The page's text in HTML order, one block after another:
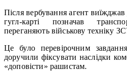
Після вербування агент виїжджав
гугл-карті позначав
переганяють військову техніку
Це було перевірочним
доручили фіксувати наслідки
«доповісти» рашистам.